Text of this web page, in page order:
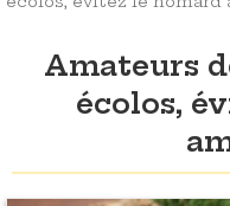
Amateurs
écolos,